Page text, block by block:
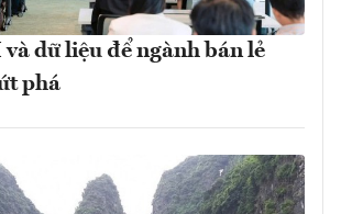
dữ liệu để ngành bán lẻ
phá